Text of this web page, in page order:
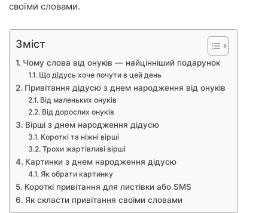
своїми словами.
Зміст
Чому слова від онуків — найцінніший подарунок
Що дідусь хоче почути в цей день
Привітання дідусю з днем народження від онуків
Від маленьких онуків
Від дорослих онуків
Вірші з днем народження дідусю
Короткі та ніжні вірші
Трохи жартівливі вірші
Картинки з днем народження дідусю
Як обрати картинку
Короткі привітання для листівки або SMS
Як скласти привітання своїми словами